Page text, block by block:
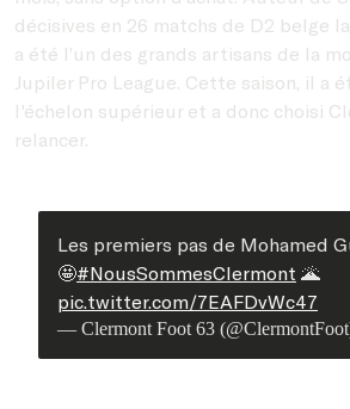
décisives en 26 matchs de D2 belge
a été l’un des grands artisans de la
Jupiler Pro League. Cette saison, il a
l'échelon supérieur et a donc choisi
relancer.
Les premiers pas de Mohamed
🤩#NousSommesClermont 🌋
pic.twitter.com/7EAFDvWc47
— Clermont Foot 63